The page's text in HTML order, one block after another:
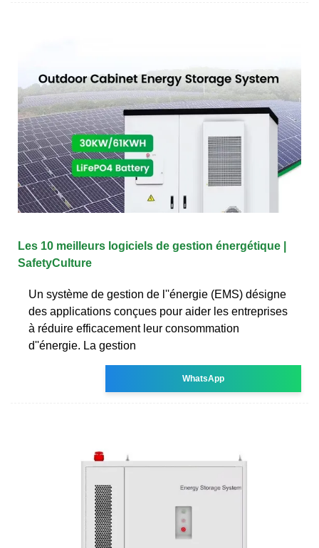
Les 10 meilleurs logiciels de gestion énergétique |
SafetyCulture
Un système de gestion de l''énergie (EMS) désigne
des applications conçues pour aider les entreprises
à réduire efficacement leur consommation
d''énergie. La gestion
WhatsApp